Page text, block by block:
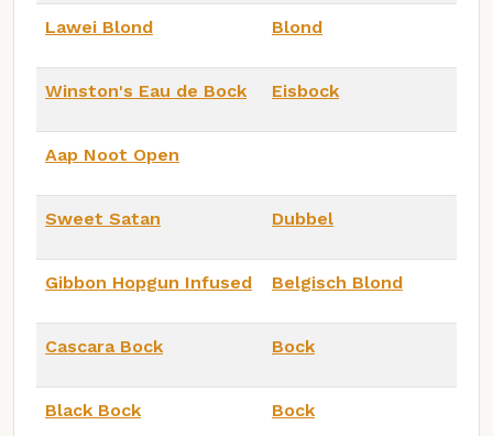
Lawei Blond Blond
Winston's Eau de Bock Eisbock
Aap Noot Open
Sweet Satan Dubbel
Gibbon Hopgun Infused Belgisch Blond
Cascara Bock Bock
Black Bock Bock